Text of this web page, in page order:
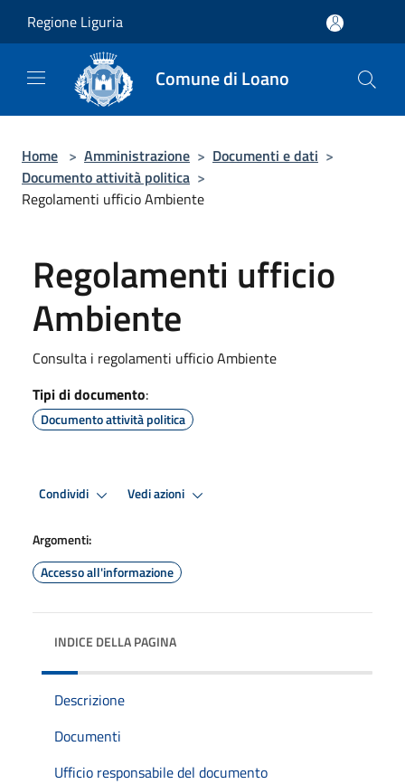
Regione Liguria
Comune di Loano
Home > Amministrazione > Documenti e dati >
Documento attività politica >
Regolamenti ufficio Ambiente
Regolamenti ufficio
Ambiente
Consulta i regolamenti ufficio Ambiente
Tipi di documento:
Documento attività politica
Condividi Vedi azioni
Argomenti:
Accesso all'informazione
INDICE DELLA PAGINA
Descrizione
Documenti
Ufficio responsabile del documento